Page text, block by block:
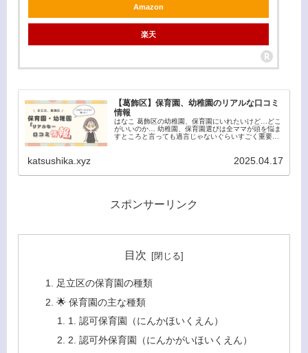
Amazon
楽天
【葛飾区】保育園、幼稚園のリアルな口コミ
情報
はなこ 葛飾区の幼稚園、保育園にいれたいけど…どこ
がいいのか… 幼稚園、保育園選びは全ママが頭を悩ま
すところと言っても過言じゃないぐらいすごく重要な
katsushika.xyz 2025.04.17
スポンサーリンク
目次
足立区の保育園の種類
🌟 保育園の主な種類
1. 認可保育園（にんかほいくえん）
2. 認可外保育園（にんかがいほいくえん）